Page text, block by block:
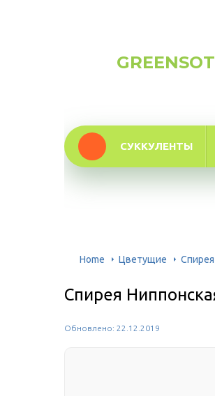
СУККУЛЕНТЫ
Home Цветущие
Спирея
Обновлено: 22.12.2019